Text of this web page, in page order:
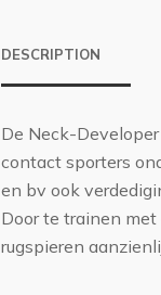
DESCRIPTION
De Neck-
contact sporters
en bv ook
Door te trainen
rugspieren